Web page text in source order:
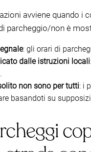
avviene quando i
parcheggio/non è
: gli orari di
dalle istruzioni locali
non sono per tutti: i
basandoti su